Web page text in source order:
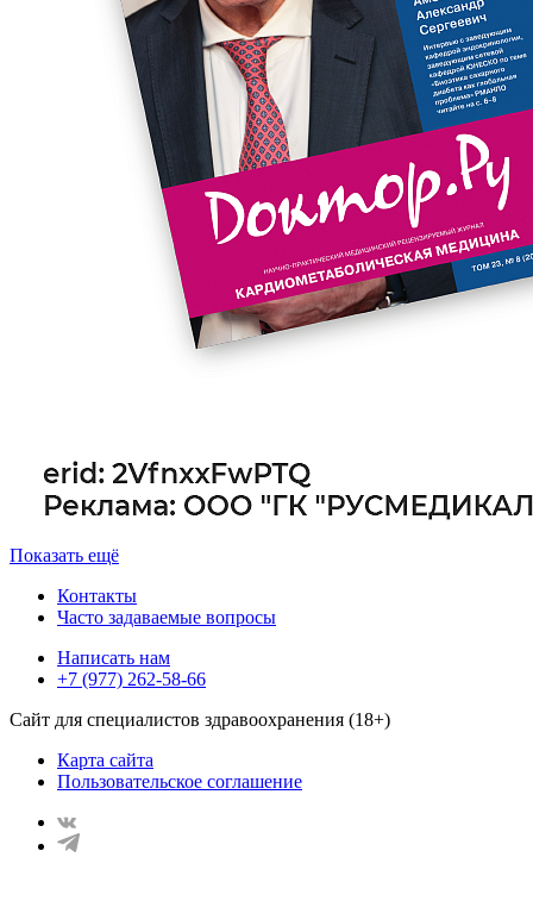
Показать ещё
Контакты
Часто задаваемые вопросы
Написать нам
+7 (977) 262-58-66
Сайт для специалистов здравоохранения (18+)
Карта сайта
Пользовательское соглашение